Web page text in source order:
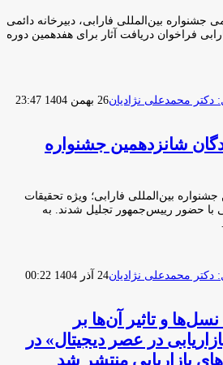
بین‌المللی فارابی، دبیرخانه دائمی
فراخوان دریافت آثار برای هفدهمین دوره
محمدعلی نژادیان26 بهمن 1404 23:47
شانزدهمین جشنواره
بین‌المللی فارابی؛ ویژه تحقیقات
با حضور رییس‌جمهور تجلیل شدند. به
محمدعلی نژادیان24 آذر 1404 00:22
و تاثیر آن‌ها بر
در عصر دیجیتال» در
بازاریابی منتشر شد